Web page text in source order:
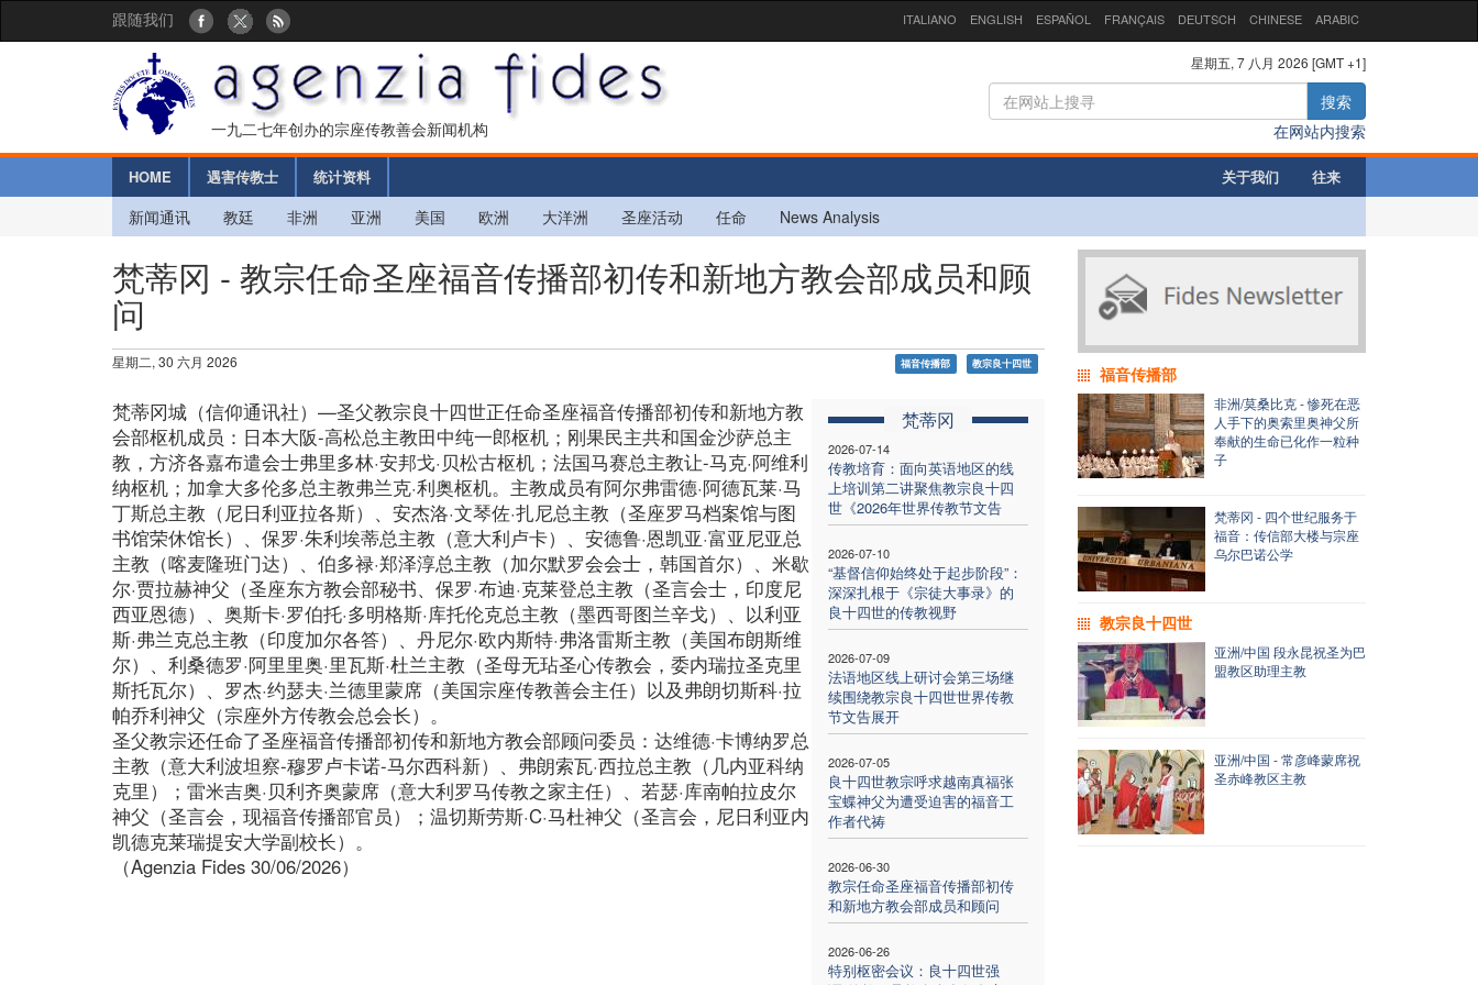
跟随我们 ITALIANO ENGLISH ESPAÑOL FRANÇAIS DEUTSCH CHINESE ARABIC
一九二七年创办的宗座传教善会新闻机构
星期五, 7 八月 2026 [GMT +1]
搜索
在网站内搜索
HOME 遇害传教士 统计资料 关于我们 往来
新闻通讯 教廷 非洲 亚洲 美国 欧洲 大洋洲 圣座活动 任命 News Analysis
梵蒂冈 - 教宗任命圣座福音传播部初传和新地方教会部成员和顾
问
星期二, 30 六月 2026 福音传播部 教宗良十四世
梵蒂冈
2026-07-14
传教培育：面向英语地区的线
上培训第二讲聚焦教宗良十四
世《2026年世界传教节文告
2026-07-10
“基督信仰始终处于起步阶段”：
深深扎根于《宗徒大事录》的
良十四世的传教视野
2026-07-09
法语地区线上研讨会第三场继
续围绕教宗良十四世世界传教
节文告展开
2026-07-05
良十四世教宗呼求越南真福张
宝蝶神父为遭受迫害的福音工
作者代祷
2026-06-30
教宗任命圣座福音传播部初传
和新地方教会部成员和顾问
2026-06-26
特别枢密会议：良十四世强
梵蒂冈城（信仰通讯社）—圣父教宗良十四世正任命圣座福音传播部初传和新地方教
会部枢机成员：日本大阪-高松总主教田中纯一郎枢机；刚果民主共和国金沙萨总主
教，方济各嘉布遣会士弗里多林·安邦戈·贝松古枢机；法国马赛总主教让-马克·阿维利
纳枢机；加拿大多伦多总主教弗兰克·利奥枢机。主教成员有阿尔弗雷德·阿德瓦莱·马
丁斯总主教（尼日利亚拉各斯）、安杰洛·文琴佐·扎尼总主教（圣座罗马档案馆与图
书馆荣休馆长）、保罗·朱利埃蒂总主教（意大利卢卡）、安德鲁·恩凯亚·富亚尼亚总
主教（喀麦隆班门达）、伯多禄·郑泽淳总主教（加尔默罗会会士，韩国首尔）、米歇
尔·贾拉赫神父（圣座东方教会部秘书、保罗·布迪·克莱登总主教（圣言会士，印度尼
西亚恩德）、奥斯卡·罗伯托·多明格斯·库托伦克总主教（墨西哥图兰辛戈）、以利亚
斯·弗兰克总主教（印度加尔各答）、丹尼尔·欧内斯特·弗洛雷斯主教（美国布朗斯维
尔）、利桑德罗·阿里里奥·里瓦斯·杜兰主教（圣母无玷圣心传教会，委内瑞拉圣克里
斯托瓦尔）、罗杰·约瑟夫·兰德里蒙席（美国宗座传教善会主任）以及弗朗切斯科·拉
帕乔利神父（宗座外方传教会总会长）。
圣父教宗还任命了圣座福音传播部初传和新地方教会部顾问委员：达维德·卡博纳罗总
主教（意大利波坦察-穆罗卢卡诺-马尔西科新）、弗朗索瓦·西拉总主教（几内亚科纳
克里）；雷米吉奥·贝利齐奥蒙席（意大利罗马传教之家主任）、若瑟·库南帕拉皮尔
神父（圣言会，现福音传播部官员）；温切斯劳斯·C·马杜神父（圣言会，尼日利亚内
凯德克莱瑞提安大学副校长）。
（Agenzia Fides 30/06/2026）
福音传播部
非洲/莫桑比克 - 惨死在恶
人手下的奥索里奥神父所
奉献的生命已化作一粒种
子
梵蒂冈 - 四个世纪服务于
福音：传信部大楼与宗座
乌尔巴诺公学
教宗良十四世
亚洲/中国 段永昆祝圣为巴
盟教区助理主教
亚洲/中国 - 常彦峰蒙席祝
圣赤峰教区主教